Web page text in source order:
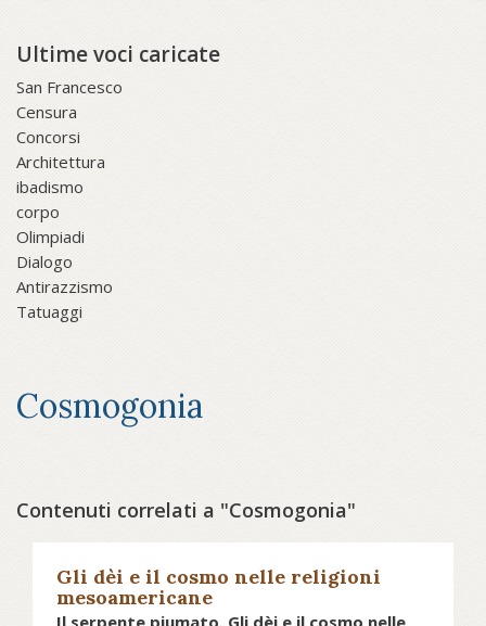
Ultime voci caricate
San Francesco
Censura
Concorsi
Architettura
ibadismo
corpo
Olimpiadi
Dialogo
Antirazzismo
Tatuaggi
Cosmogonia
Contenuti correlati a "Cosmogonia"
Gli dèi e il cosmo nelle religioni
mesoamericane
Il serpente piumato. Gli dèi e il cosmo nelle